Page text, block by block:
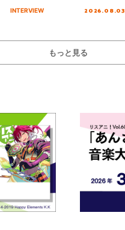
INTERVIEW 2026.08.03
もっと見る